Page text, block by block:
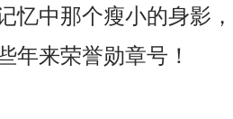
忆中那个瘦小的身影
年来荣誉勋章号！